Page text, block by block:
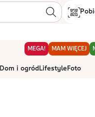
MEGA! MAM WIĘCEJ
Dom i ogród Lifestyle Foto